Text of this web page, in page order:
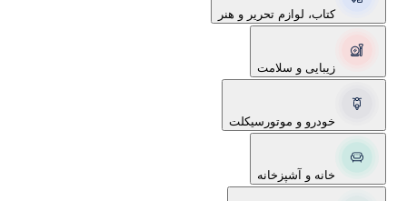
کتاب، لوازم تحریر و هنر
زیبایی و سلامت
خودرو و موتورسیکلت
خانه و آشپزخانه